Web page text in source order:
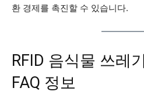
환 경제를 촉진할 수 있습니다.
RFID 음식물 쓰레
FAQ 정보